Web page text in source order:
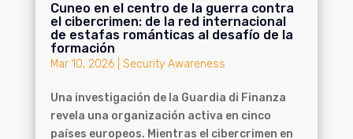
Cuneo en el centro de la guerra contra
el cibercrimen: de la red internacional
de estafas románticas al desafío de la
formación
Mar 10, 2026| Security Awareness
Una investigación de la Guardia di Finanza
revela una organización activa en cinco
países europeos. Mientras el cibercrimen en